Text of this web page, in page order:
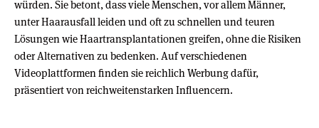
würden. Sie betont, dass viele Menschen, vor allem Männer,
unter Haarausfall leiden und oft zu schnellen und teuren
Lösungen wie Haartransplantationen greifen, ohne die Risiken
oder Alternativen zu bedenken. Auf verschiedenen
Videoplattformen finden sie reichlich Werbung dafür,
präsentiert von reichweitenstarken Influencern.